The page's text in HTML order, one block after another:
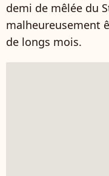
demi de mêlée du
malheureusement
de longs mois.